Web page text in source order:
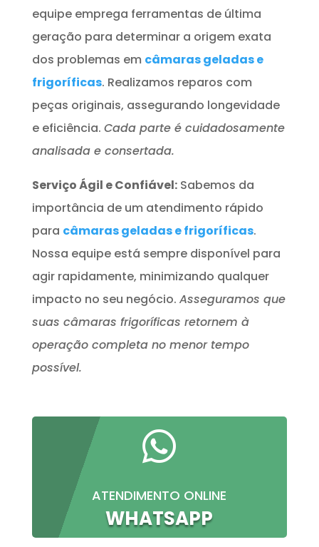
equipe emprega ferramentas de última
geração para determinar a origem exata
dos problemas em câmaras geladas e
frigoríficas. Realizamos reparos com
peças originais, assegurando longevidade
e eficiência. Cada parte é cuidadosamente
analisada e consertada.
Serviço Ágil e Confiável:Sabemos da
importância de um atendimento rápido
para câmaras geladas e frigoríficas.
Nossa equipe está sempre disponível para
agir rapidamente, minimizando qualquer
impacto no seu negócio. Asseguramos que
suas câmaras frigoríficas retornem à
operação completa no menor tempo
possível.

ATENDIMENTO ONLINE
WHATSAPP